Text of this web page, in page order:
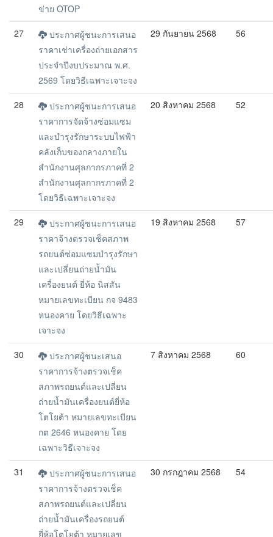
ข่าย OTOP
27
ประกาศผู้ชนะการเสนอ
ราคาเช่าเครื่องถ่ายเอกสาร
ประจำปีงบประมาณ พ.ศ.
2569 โดยวิธีเฉพาะเจาะจง
29 กันยายน 2568 56
28
ประกาศผู้ชนะการเสนอ
ราคาการจัดจ้างซ่อมแซม
และบำรุงรักษาระบบไฟฟ้า
คลังเก็บของกลางภายใน
สำนักงานศุลกากรภาคที่ 2
สำนักงานศุลกากรภาคที่ 2
โดยวิธีเฉพาะเจาะจง
20 สิงหาคม 2568 52
29
ประกาศผู้ชนะการเสนอ
ราคาจ้างตรวจเช็คสภาพ
รถยนต์ซ่อมแซมบำรุงรักษา
และเปลี่ยนถ่ายน้ำมัน
เครื่องยนต์ ยี่ห้อ นิสสัน
หมายเลขทะเบียน กจ 9483
หนองคาย โดยวิธีเฉพาะ
เจาะจง
19 สิงหาคม 2568 57
30
ประกาศผู้ชนะเสนอ
ราคาการจ้างตรวจเช็ค
สภาพรถยนต์และเปลี่ยน
ถ่ายน้ำมันเครื่องยนต์ยี่ห้อ
โตโยต้า หมายเลขทะเบียน
กต 2646 หนองคาย โดย
เฉพาะวิธีเจาะจง
7 สิงหาคม 2568 60
31
ประกาศผู้ชนะการเสนอ
ราคาการจ้างตรวจเช็ค
สภาพรถยนต์และเปลี่ยน
ถ่ายน้ำมันเครื่องรถยนต์
ยี่ห้อโตโยต้า หมายเลข
30 กรกฎาคม 2568 54